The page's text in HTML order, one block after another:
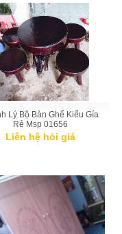
Lý Bộ Bàn Ghế Kiểu Gía
Rẻ Msp 01656
Liên hệ hỏi giá